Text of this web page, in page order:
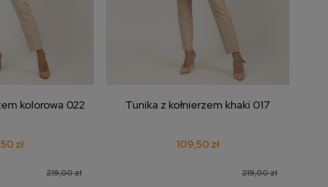
koszykakolorowa 022
219,00 zł
zł
dodaj do koszyka
Tunika z kołnierzem khaki 017
219,00 zł
109,50 zł